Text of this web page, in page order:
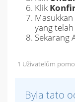
Klik
Masukkan
yang
Sekarang
1 Uživatelům
Byla tato